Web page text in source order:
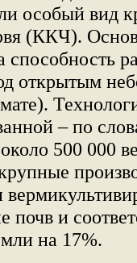
особый вид
(ККЧ).
открытым
– по
500 000
почв и
на 17%.